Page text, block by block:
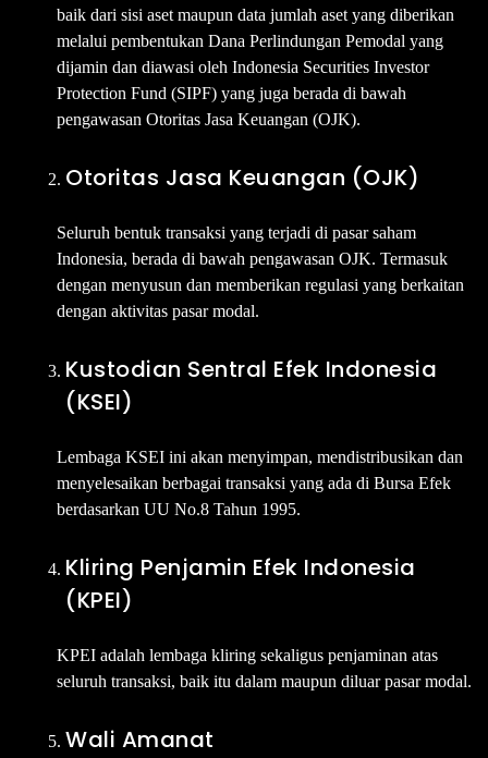
baik dari sisi aset maupun data jumlah aset yang diberikan
melalui pembentukan Dana Perlindungan Pemodal yang
dijamin dan diawasi oleh Indonesia Securities Investor
Protection Fund (SIPF) yang juga berada di bawah
pengawasan Otoritas Jasa Keuangan (OJK).
Otoritas Jasa Keuangan (OJK)
Seluruh bentuk transaksi yang terjadi di pasar saham
Indonesia, berada di bawah pengawasan OJK. Termasuk
dengan menyusun dan memberikan regulasi yang berkaitan
dengan aktivitas pasar modal.
Kustodian Sentral Efek Indonesia
(KSEI)
Lembaga KSEI ini akan menyimpan, mendistribusikan dan
menyelesaikan berbagai transaksi yang ada di Bursa Efek
berdasarkan UU No.8 Tahun 1995.
Kliring Penjamin Efek Indonesia
(KPEI)
KPEI adalah lembaga kliring sekaligus penjaminan atas
seluruh transaksi, baik itu dalam maupun diluar pasar modal.
Wali Amanat